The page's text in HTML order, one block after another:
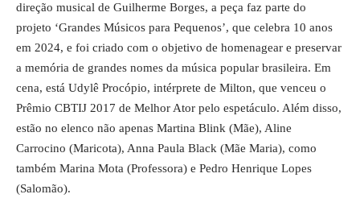
direção musical de Guilherme Borges, a peça faz parte do
projeto ‘Grandes Músicos para Pequenos’, que celebra 10 anos
em 2024, e foi criado com o objetivo de homenagear e preservar
a memória de grandes nomes da música popular brasileira. Em
cena, está Udylê Procópio, intérprete de Milton, que venceu o
Prêmio CBTIJ 2017 de Melhor Ator pelo espetáculo. Além disso,
estão no elenco não apenas Martina Blink (Mãe), Aline
Carrocino (Maricota), Anna Paula Black (Mãe Maria), como
também Marina Mota (Professora) e Pedro Henrique Lopes
(Salomão).